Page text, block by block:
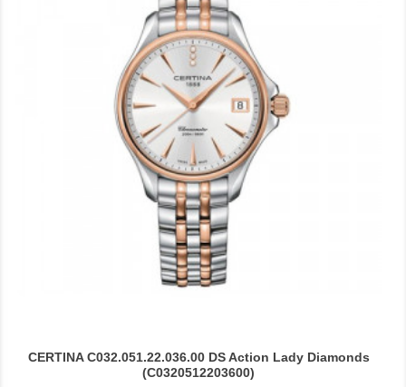
CERTINA C032.051.22.036.00 DS Action Lady Diamonds
(C0320512203600)